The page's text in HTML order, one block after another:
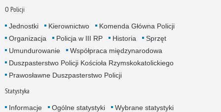
O Policji
Jednostki Kierownictwo
Komenda Główna Policji
Organizacja
Policja w III RP Historia
Sprzęt
Umundurowanie
Współpraca międzynarodowa
Duszpasterstwo Policji Kościoła Rzymskokatolickiego
Prawosławne Duszpasterstwo Policji
Statystyka
Informacje Ogólne statystyki
Wybrane statystyki